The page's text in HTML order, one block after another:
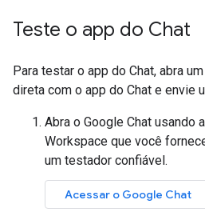
Teste o app do Chat
Para testar o app do Chat, abra
direta com o app do Chat e envie
Abra o Google Chat usando
Workspace que você
um testador confiável.
Acessar o Google Chat